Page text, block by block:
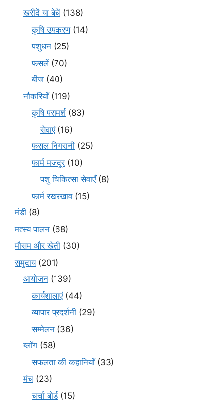
खरीदें या बेचें (138)
कृषि उपकरण(14)
पशुधन (25)
फसलें(70)
बीज (40)
नौकरियाँ(119)
कृषि परामर्श(83)
सेवाएं(16)
फसल निगरानी (25)
फार्म मजदूर(10)
पशु चिकित्सा सेवाएँ(8)
फार्म रखरखाव(15)
मंडी (8)
मत्स्य पालन (68)
मौसम और खेती (30)
समुदाय(201)
आयोजन (139)
कार्यशालाएं(44)
व्यापार प्रदर्शनी (29)
सम्मेलन (36)
ब्लॉग (58)
सफलता की कहानियाँ(33)
मंच (23)
चर्चा बोर्ड(15)